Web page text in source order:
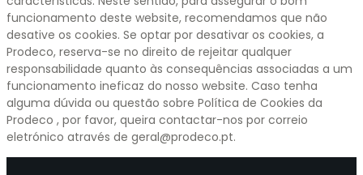
funcionamento deste website, recomendamos que não
desative os cookies. Se optar por desativar os cookies, a
Prodeco, reserva-se no direito de rejeitar qualquer
responsabilidade quanto às consequências associadas a um
funcionamento ineficaz do nosso website. Caso tenha
alguma dúvida ou questão sobre Política de Cookies da
Prodeco , por favor, queira contactar-nos por correio
eletrónico através de geral@prodeco.pt.